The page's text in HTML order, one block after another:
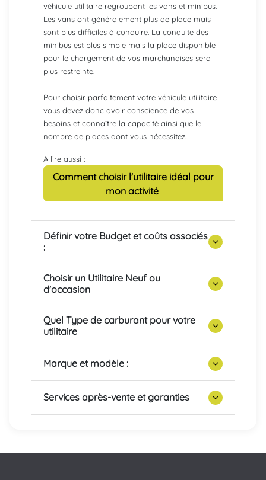
véhicule utilitaire regroupant les vans et minibus.
Les vans ont généralement plus de place mais
sont plus difficiles à conduire. La conduite des
minibus est plus simple mais la place disponible
pour le chargement de vos marchandises sera
plus restreinte.
Pour choisir parfaitement votre véhicule utilitaire
vous devez donc avoir conscience de vos
besoins et connaître la capacité ainsi que le
nombre de places dont vous nécessitez.
A lire aussi :
Comment choisir l'utilitaire idéal pour
mon activité
Définir votre Budget et coûts associés
:
Choisir un Utilitaire Neuf ou
d'occasion
Quel Type de carburant pour votre
utilitaire
Marque et modèle :
Services après-vente et garanties